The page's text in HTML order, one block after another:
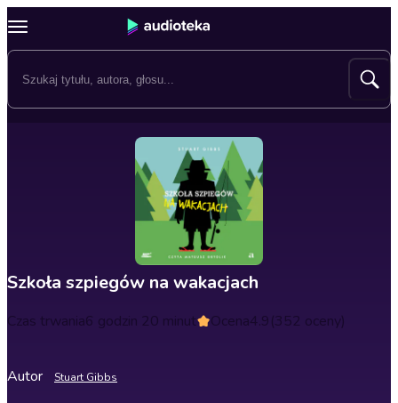
Szkoła szpiegów na wakacjach
Czas trwania6 godzin 20 minut Ocena4.9(352 oceny)
Autor Stuart Gibbs